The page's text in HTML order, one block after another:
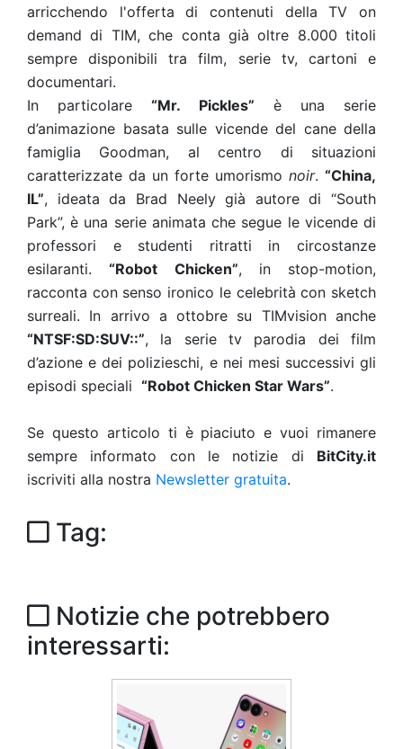
arricchendo l'offerta di contenuti della TV on
demand di TIM, che conta già oltre 8.000 titoli
sempre disponibili tra film, serie tv, cartoni e
documentari.
In particolare“Mr. Pickles” è una serie
d’animazione basata sulle vicende del cane della
famiglia Goodman, al centro di situazioni
caratterizzate da un forte umorismo noir. “China,
IL”, ideata da Brad Neely già autore di “South
Park”, è una serie animata che segue le vicende di
professori e studenti ritratti in circostanze
esilaranti.“Robot Chicken”, in stop-motion,
racconta con senso ironico le celebrità con sketch
surreali. In arrivo a ottobre su TIMvision anche
“NTSF:SD:SUV::”, la serie tv parodia dei film
d’azione e dei polizieschi, e nei mesi successivi gli
episodi speciali “Robot Chicken Star Wars”.
Se questo articolo ti è piaciuto e vuoi rimanere
sempre informato con le notizie di BitCity.it
iscriviti alla nostra Newsletter gratuita.
Tag:
Notizie che potrebbero
interessarti: